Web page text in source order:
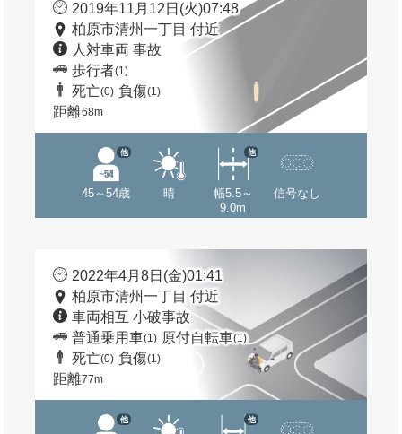
2019年11月12日(火)07:48
柏原市清州一丁目 付近
人対車両 事故
歩行者(1)
死亡(0) 負傷(1)
距離68m
45～54歳
他
晴
幅5.5～
9.0m
他
信号なし
2022年4月8日(金)01:41
柏原市清州一丁目 付近
車両相互 小破事故
普通乗用車(1) 原付自転車(1)
死亡(0) 負傷(1)
距離77m
他 他